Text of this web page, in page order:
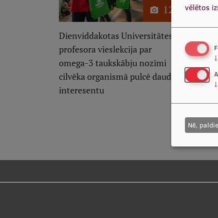
12
Dienviddakotas Universitātes
profesora vieslekcija par
omega-3 taukskābju nozīmi
cilvēka organismā pulcē daudz
interesentu
vēlētos
↓
↓
Nē,